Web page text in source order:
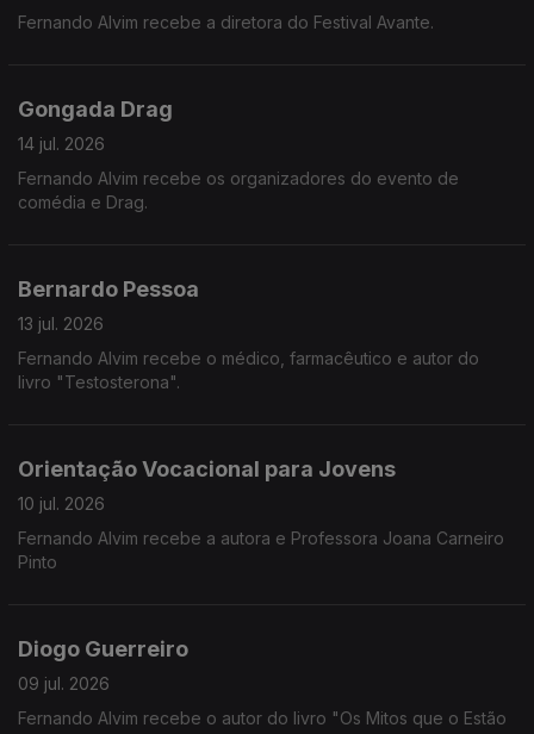
Fernando Alvim recebe a diretora do Festival Avante.
Gongada Drag
14 jul. 2026
Fernando Alvim recebe os organizadores do evento de
comédia e Drag.
Bernardo Pessoa
13 jul. 2026
Fernando Alvim recebe o médico, farmacêutico e autor do
livro "Testosterona".
Orientação Vocacional para Jovens
10 jul. 2026
Fernando Alvim recebe a autora e Professora Joana Carneiro
Pinto
Diogo Guerreiro
09 jul. 2026
Fernando Alvim recebe o autor do livro "Os Mitos que o Estão